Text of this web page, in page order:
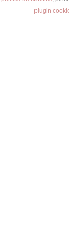
plugin